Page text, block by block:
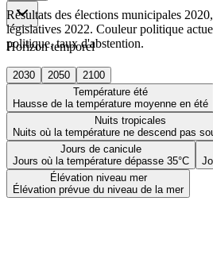
Horizon temporel
2030 2050
2100
Température été
Hausse de la température moyenne en été
Nuits tropicales
Nuits où la température ne descend pas
Jours de canicule
Jours où la température dépasse 35°C
Élévation niveau mer
Élévation prévue du niveau de la mer
Résultats des élections municipales
législatives 2022. Couleur politique
politique, taux d'abstention.